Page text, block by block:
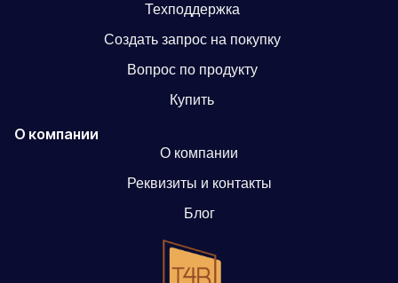
Техподдержка
Создать запрос на покупку
Вопрос по продукту
Купить
О компании
О компании
Реквизиты и контакты
Блог